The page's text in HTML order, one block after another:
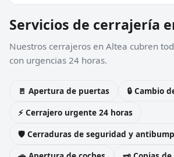
Servicios de cerrajería
Nuestros cerrajeros en Altea cubren
con urgencias 24 horas.
🚪 Apertura de puertas
🔒 Cambio
⚡ Cerrajero urgente 24 horas
🛡️ Cerraduras de seguridad y